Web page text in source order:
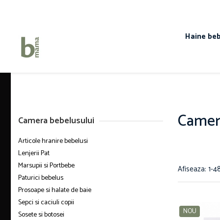
Body fete
Body baieti
Articole hranire bebelusi
Sosete si botosei
Haine
Camera bebelusului
Articole hranire bebelusi
Lenjerii Pat
Marsupii si Portbebe
Paturici bebelus
Prosoape si halate de baie
Sepci si caciuli copii
Sosete si botosei
Afiseaza: 1-
NOU